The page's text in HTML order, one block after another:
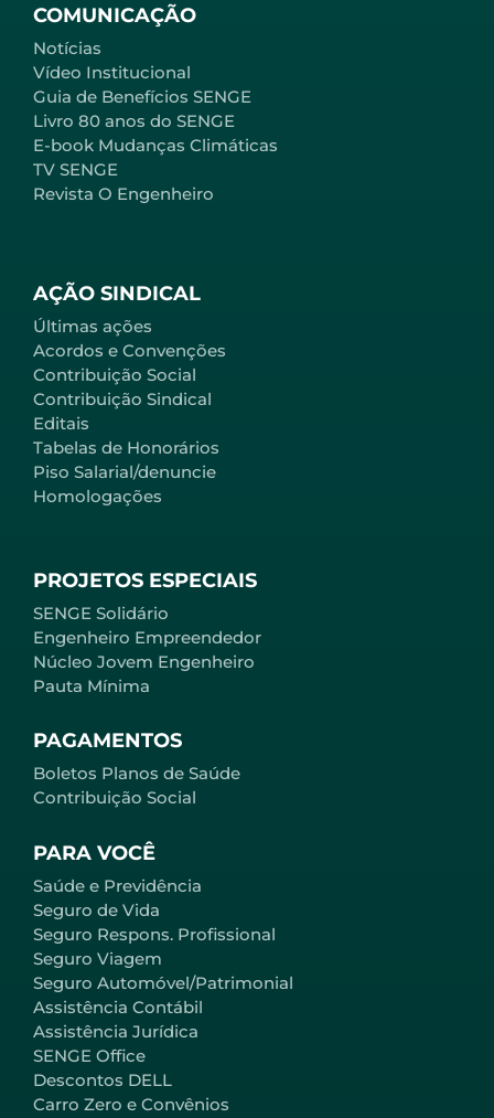
PARA VOCÊ
Saúde e Previdência
Seguro de Vida
Seguro Respons. Profissional
Seguro Viagem
Seguro Automóvel/Patrimonial
Assistência Contábil
Assistência Jurídica
SENGE Office
Descontos DELL
Carro Zero e Convênios
AÇÃO SINDICAL
Últimas ações
Acordos e Convenções
Contribuição Social
Contribuição Sindical
Editais
Tabelas de Honorários
Piso Salarial/denuncie
Homologações
PROJETOS ESPECIAIS
SENGE Solidário
Engenheiro Empreendedor
Núcleo Jovem Engenheiro
Pauta Mínima
PAGAMENTOS
Boletos Planos de Saúde
Contribuição Social
COMUNICAÇÃO
Notícias
Vídeo Institucional
Guia de Benefícios SENGE
Livro 80 anos do SENGE
E-book Mudanças Climáticas
TV SENGE
Revista O Engenheiro